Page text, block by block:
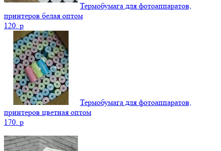
Термобумага для фотоаппаратов,
принтеров белая оптом
120. p
Термобумага для фотоаппаратов,
принтеров цветная оптом
170. p